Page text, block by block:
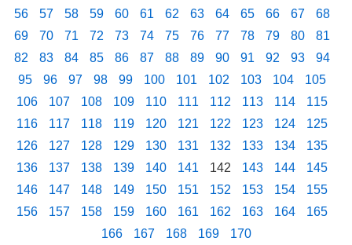
56
57 58 59 60 61 62 63 64 65 66 67
68
69
70 71 72 73 74 75 76 77 78 79 80
81
82
83 84 85 86 87 88 89 90 91 92 93
94
95
96 97 98 99 100 101 102 103 104
105
106
107 108 109 110 111 112 113 114
115
116
117 118 119 120 121 122 123 124
125
126
127 128 129 130 131 132 133 134
135
136
137 138 139 140 141 142 143 144
145
146
147 148 149 150 151 152 153 154
155
156
157 158 159 160 161 162 163 164
165
166
167 168 169 170